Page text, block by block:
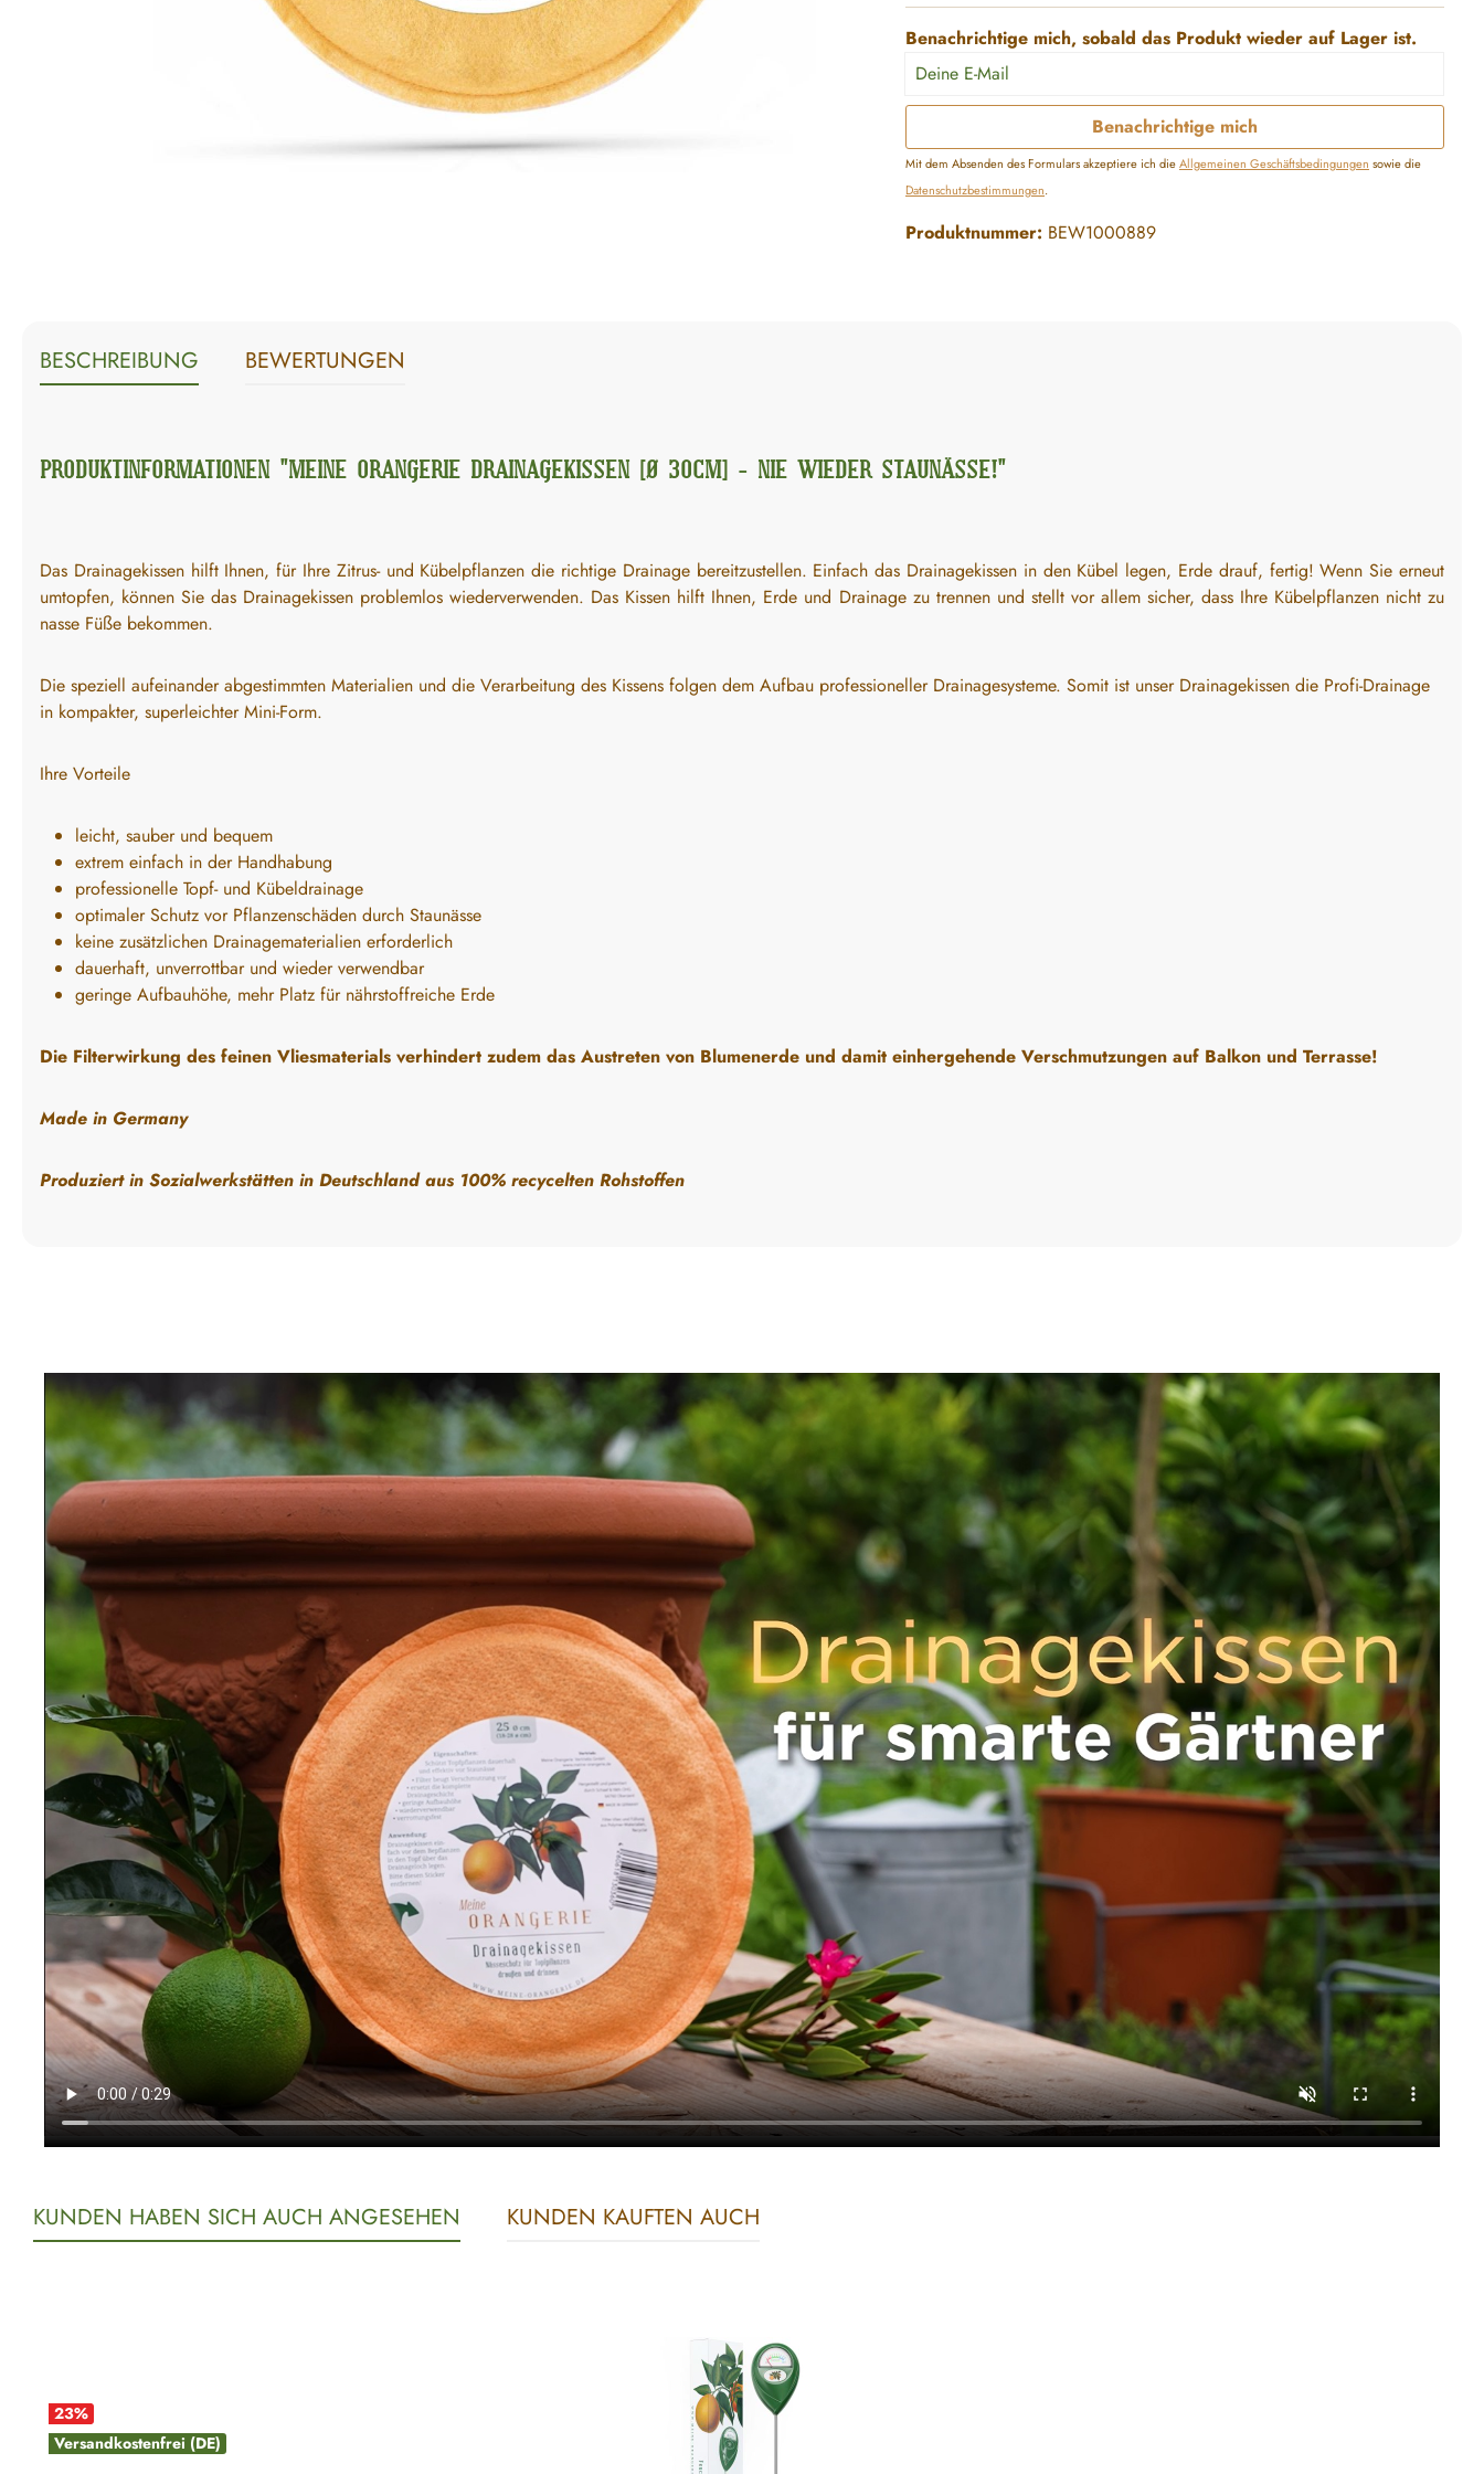
Benachrichtige mich, sobald das Produkt wieder auf Lager ist.
Deine E-Mail
Benachrichtige mich
Mit dem Absenden des Formulars akzeptiere ich dieAllgemeinen Geschäftsbedingungen sowie die
Datenschutzbestimmungen.
Produktnummer: BEW1000889
BESCHREIBUNG BEWERTUNGEN
PRODUKTINFORMATIONEN "MEINE ORANGERIE DRAINAGEKISSEN [Ø 30CM] - NIE WIEDER STAUNÄSSE!"
Das Drainagekissen hilft Ihnen, für Ihre Zitrus- und Kübelpflanzen die richtige Drainage bereitzustellen. Einfach das Drainagekissen in den Kübel legen, Erde drauf, fertig! Wenn Sie erneut
umtopfen, können Sie das Drainagekissen problemlos wiederverwenden. Das Kissen hilft Ihnen, Erde und Drainage zu trennen und stellt vor allem sicher, dass Ihre Kübelpflanzen nicht zu
nasse Füße bekommen.
Die speziell aufeinander abgestimmten Materialien und die Verarbeitung des Kissens folgen dem Aufbau professioneller Drainagesysteme. Somit ist unser Drainagekissen die Profi-Drainage
in kompakter, superleichter Mini-Form.
Ihre Vorteile
leicht, sauber und bequem
extrem einfach in der Handhabung
professionelle Topf- und Kübeldrainage
optimaler Schutz vor Pflanzenschäden durch Staunässe
keine zusätzlichen Drainagematerialien erforderlich
dauerhaft, unverrottbar und wieder verwendbar
geringe Aufbauhöhe, mehr Platz für nährstoffreiche Erde
Die Filterwirkung des feinen Vliesmaterials verhindert zudem das Austreten von Blumenerde und damit einhergehende Verschmutzungen auf Balkon und Terrasse!
Made in Germany
Produziert in Sozialwerkstätten in Deutschland aus 100% recycelten Rohstoffen
KUNDEN HABEN SICH AUCH ANGESEHEN KUNDEN KAUFTEN AUCH
23%
Versandkostenfrei (DE)